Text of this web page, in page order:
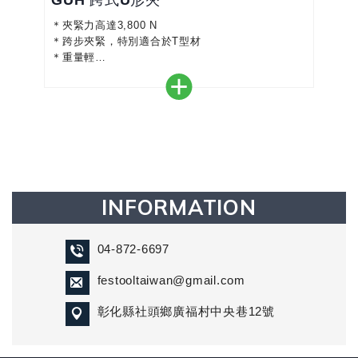
＊夾緊力高達3,800 N
＊跨步夾緊，特別適合於T型材
＊重量輕
＊快速–比普通夾具快5倍
INFORMATION
04-872-6697
festooltaiwan@gmail.com
彰化縣社頭鄉廣福村中央巷12號